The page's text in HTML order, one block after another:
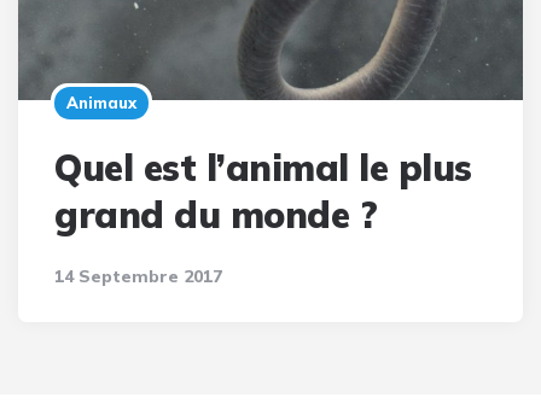
Animaux
Quel est l’animal le plus
grand du monde ?
14 Septembre 2017